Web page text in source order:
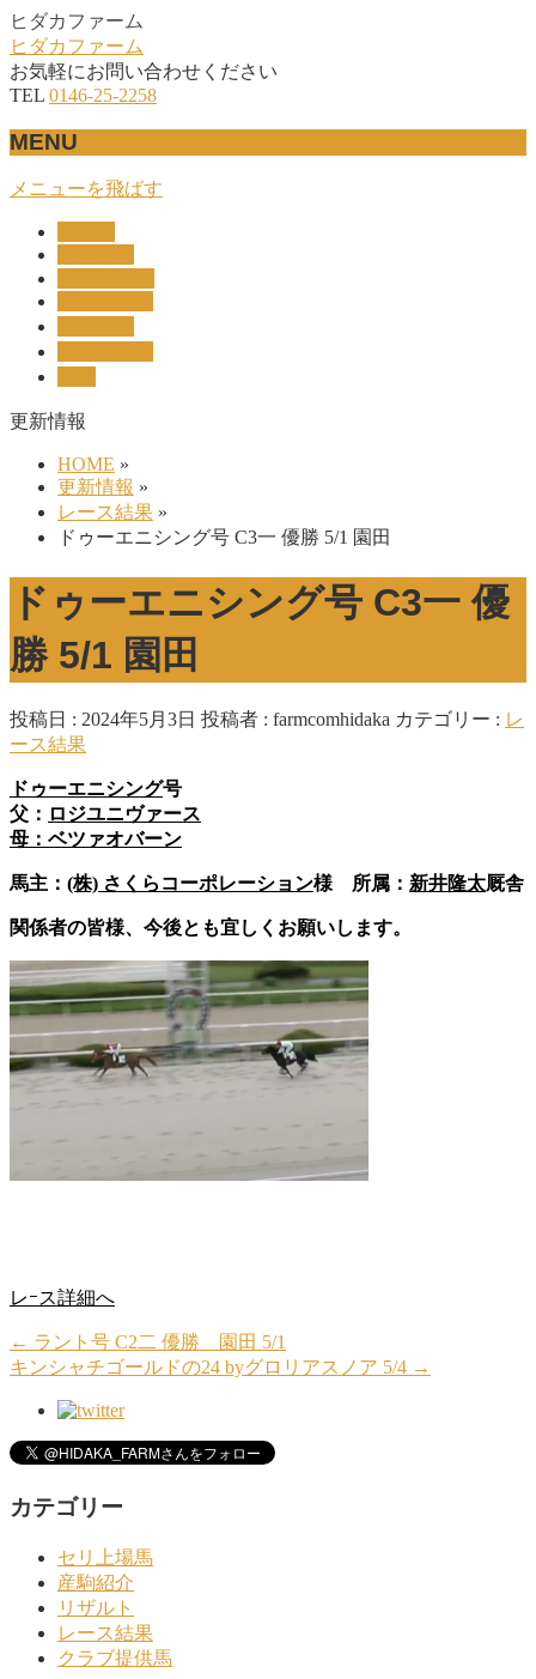
ヒダカファーム
ヒダカファーム
お気軽にお問い合わせください
TEL 0146-25-2258
MENU
メニューを飛ばす
更新情報
HOME »
更新情報 »
レース結果 »
ドゥーエニシング号 C3一 優勝 5/1 園田
ドゥーエニシング号 C3一 優
勝 5/1 園田
投稿日 : 2024年5月3日 投稿者 : farmcomhidaka カテゴリー : レ
ース結果
ドゥーエニシング号
父： ロジユニヴァース
母： ベツァオバーン
馬主： (株) さくらコーポレーション様 所属： 新井隆太厩舎
関係者の皆様、今後とも宜しくお願いします。
レｰス詳細へ
← ラント号 C2二 優勝 園田 5/1
キンシャチゴールドの24 byグロリアスノア 5/4 →
カテゴリー
セリ上場馬
産駒紹介
リザルト
レース結果
クラブ提供馬